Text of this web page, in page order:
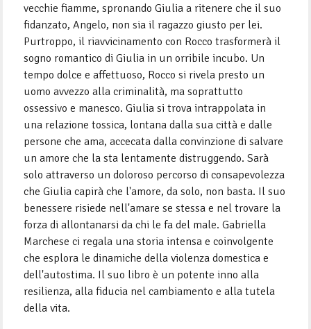
vecchie fiamme, spronando Giulia a ritenere che il suo
fidanzato, Angelo, non sia il ragazzo giusto per lei.
Purtroppo, il riavvicinamento con Rocco trasformerà il
sogno romantico di Giulia in un orribile incubo. Un
tempo dolce e affettuoso, Rocco si rivela presto un
uomo avvezzo alla criminalità, ma soprattutto
ossessivo e manesco. Giulia si trova intrappolata in
una relazione tossica, lontana dalla sua città e dalle
persone che ama, accecata dalla convinzione di salvare
un amore che la sta lentamente distruggendo. Sarà
solo attraverso un doloroso percorso di consapevolezza
che Giulia capirà che l'amore, da solo, non basta. Il suo
benessere risiede nell'amare se stessa e nel trovare la
forza di allontanarsi da chi le fa del male. Gabriella
Marchese ci regala una storia intensa e coinvolgente
che esplora le dinamiche della violenza domestica e
dell'autostima. Il suo libro è un potente inno alla
resilienza, alla fiducia nel cambiamento e alla tutela
della vita.